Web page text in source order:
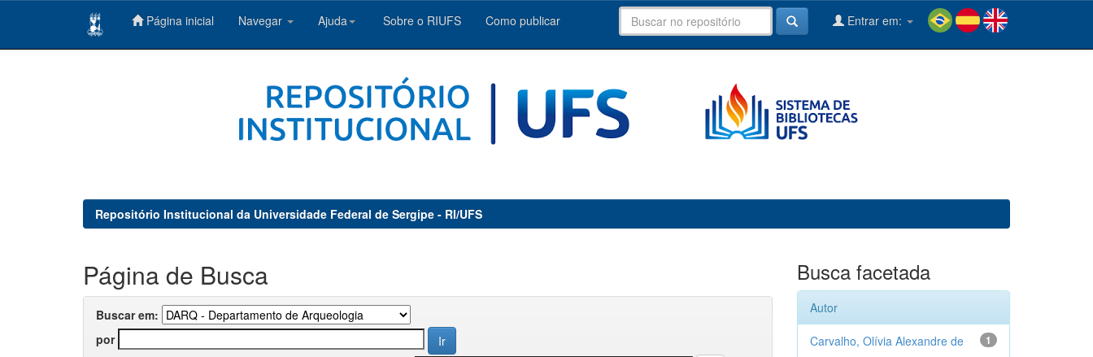
Página inicial Navegar Ajuda Sobre o RIUFS Como publicar Entrar em:
Repositório Institucional da Universidade Federal de Sergipe - RI/UFS
Página de Busca
Buscar em:
por
Busca facetada
Autor
1
Carvalho, Olívia Alexandre de